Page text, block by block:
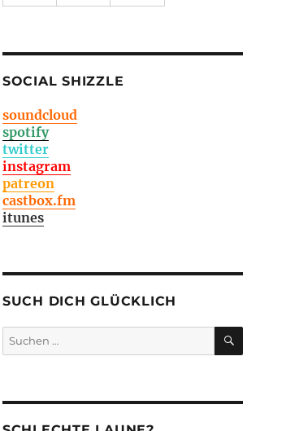
SOCIAL SHIZZLE
soundcloud
spotify
twitter
instagram
patreon
castbox.fm
itunes
SUCH DICH GLÜCKLICH
Suchen
nach:
SUCHEN